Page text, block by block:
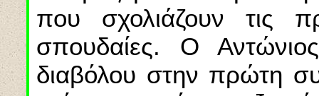
που σχολιάζουν τις
σπουδαίες. Ο
διαβόλου στην πρώτη